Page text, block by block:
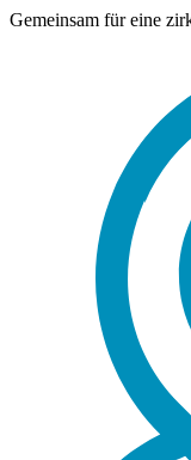
Gemeinsam für eine